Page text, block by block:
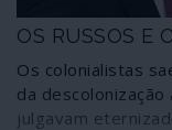
OS RUSSOS E
Os colonialistas
da
julgavam